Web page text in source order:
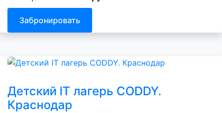
Забронировать
Детский IT лагерь CODDY.
Краснодар